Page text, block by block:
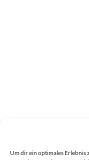
Um dir ein optimales Erlebnis